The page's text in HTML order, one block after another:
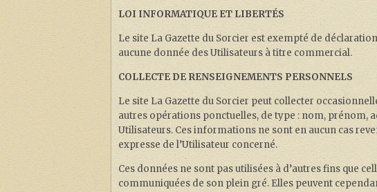
LOI INFORMATIQUE ET LIBERTÉS
Le site La Gazette du Sorcier est exempté de
aucune donnée des Utilisateurs à titre commercial.
COLLECTE DE RENSEIGNEMENTS PERSONNELS
Le site La Gazette du Sorcier peut collecter
autres opérations ponctuelles, de type : nom, prénom,
Utilisateurs. Ces informations ne sont en aucun cas
expresse de l’Utilisateur concerné.
Ces données ne sont pas utilisées à d’autres fins que
communiquées de son plein gré. Elles peuvent